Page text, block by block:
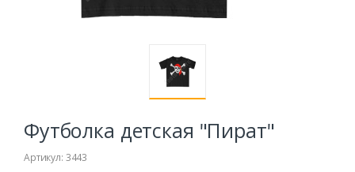
Футболка детская "Пират"
Артикул: 3443